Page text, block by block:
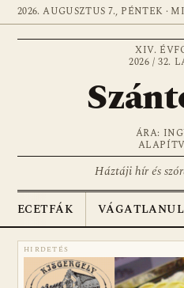
2026. AUGUSZTUS 7., PÉNTEK ·
XIV.
2026 / 32.
ÁRA:
Háztáji hír és
ECETFÁK VÁGATLANUL
HIRDETÉS